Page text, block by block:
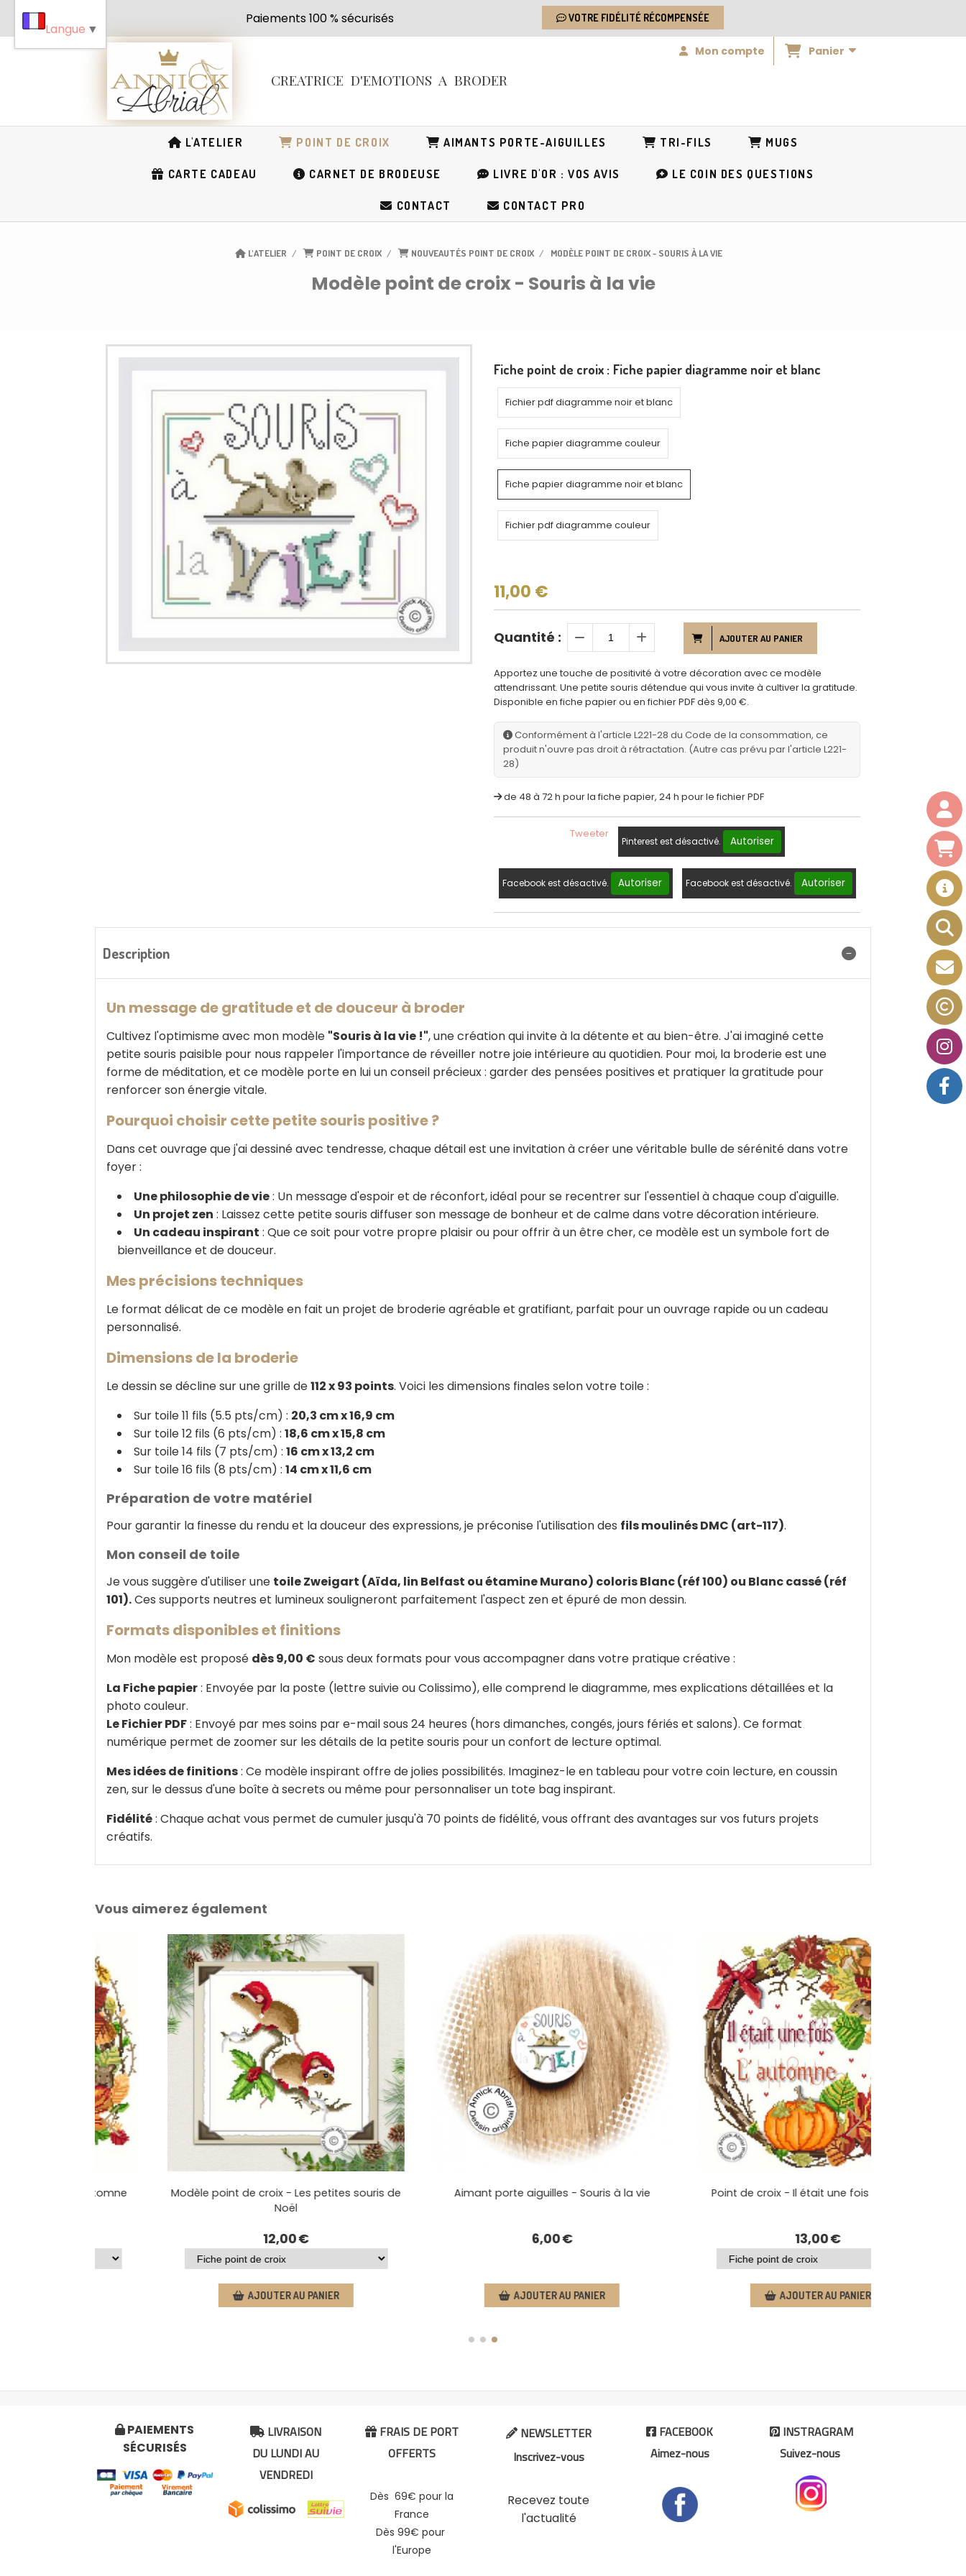
Paiements 100 % sécurisés VOTRE FIDÉLITÉ RÉCOMPENSÉE
CREATRICE D'EMOTIONS A BRODER
Mon compte Panier
L'ATELIER POINT DE CROIX AIMANTS PORTE-AIGUILLES TRI-FILS MUGS
CARTE CADEAU CARNET DE BRODEUSE LIVRE D'OR : VOS AVIS LE COIN DES QUESTIONS
CONTACT CONTACT PRO
L'ATELIER POINT DE CROIX NOUVEAUTÉS POINT DE CROIX MODÈLE POINT DE CROIX - SOURIS À LA VIE
Modèle point de croix - Souris à la vie
Fiche point de croix : Fiche papier diagramme noir et blanc
Fichier pdf diagramme noir et blanc
Fiche papier diagramme couleur
Fiche papier diagramme noir et blanc
Fichier pdf diagramme couleur
11,00 €
Quantité : AJOUTER AU PANIER
Apportez une touche de positivité à votre décoration avec ce modèle
attendrissant. Une petite souris détendue qui vous invite à cultiver la gratitude.
Disponible en fiche papier ou en fichier PDF dès 9,00 €.
Conformément à l'article L221-28 du Code de la consommation, ce
produit n'ouvre pas droit à rétractation. (Autre cas prévu par l'article L221-
28)
de 48 à 72 h pour la fiche papier, 24 h pour le fichier PDF
Tweeter
Pinterest est désactivé. Autoriser
Facebook est désactivé. Autoriser Facebook est désactivé. Autoriser
Description
Un message de gratitude et de douceur à broder
Cultivez l'optimisme avec mon modèle "Souris à la vie !", une création qui invite à la détente et au bien-être. J'ai imaginé cette
petite souris paisible pour nous rappeler l'importance de réveiller notre joie intérieure au quotidien. Pour moi, la broderie est une
forme de méditation, et ce modèle porte en lui un conseil précieux : garder des pensées positives et pratiquer la gratitude pour
renforcer son énergie vitale.
Pourquoi choisir cette petite souris positive ?
Dans cet ouvrage que j'ai dessiné avec tendresse, chaque détail est une invitation à créer une véritable bulle de sérénité dans votre
foyer :
Une philosophie de vie: Un message d'espoir et de réconfort, idéal pour se recentrer sur l'essentiel à chaque coup d'aiguille.
Un projet zen : Laissez cette petite souris diffuser son message de bonheur et de calme dans votre décoration intérieure.
Un cadeau inspirant : Que ce soit pour votre propre plaisir ou pour offrir à un être cher, ce modèle est un symbole fort de
bienveillance et de douceur.
Mes précisions techniques
Le format délicat de ce modèle en fait un projet de broderie agréable et gratifiant, parfait pour un ouvrage rapide ou un cadeau
personnalisé.
Dimensions de la broderie
Le dessin se décline sur une grille de112 x 93 points. Voici les dimensions finales selon votre toile :
Sur toile 11 fils (5.5 pts/cm) : 20,3 cm x 16,9 cm
Sur toile 12 fils (6 pts/cm) : 18,6 cm x 15,8 cm
Sur toile 14 fils (7 pts/cm) : 16 cm x 13,2 cm
Sur toile 16 fils (8 pts/cm) : 14 cm x 11,6 cm
Préparation de votre matériel
Pour garantir la finesse du rendu et la douceur des expressions, je préconise l'utilisation des fils moulinés DMC (art-117).
Mon conseil de toile
Je vous suggère d'utiliser une toile Zweigart (Aïda, lin Belfast ou étamine Murano) coloris Blanc (réf 100) ou Blanc cassé (réf
101).Ces supports neutres et lumineux souligneront parfaitement l'aspect zen et épuré de mon dessin.
Formats disponibles et finitions
Mon modèle est proposé dès 9,00 € sous deux formats pour vous accompagner dans votre pratique créative :
La Fiche papier: Envoyée par la poste (lettre suivie ou Colissimo), elle comprend le diagramme, mes explications détaillées et la
photo couleur.
Le Fichier PDF: Envoyé par mes soins par e-mail sous 24 heures (hors dimanches, congés, jours fériés et salons). Ce format
numérique permet de zoomer sur les détails de la petite souris pour un confort de lecture optimal.
Mes idées de finitions: Ce modèle inspirant offre de jolies possibilités. Imaginez-le en tableau pour votre coin lecture, en coussin
zen, sur le dessus d'une boîte à secrets ou même pour personnaliser un tote bag inspirant.
Fidélité: Chaque achat vous permet de cumuler jusqu'à 70 points de fidélité, vous offrant des avantages sur vos futurs projets
créatifs.
Vous aimerez également
était une fois l'automne
Modèle point de croix - Les petites souris de
Noël
12,00€
AJOUTER AU PANIER
Aimant porte aiguilles - Souris à la vie
6,00€
AJOUTER AU PANIER
Point de croix - Il était une fois l'automne
13,00€
AJOUTER AU PANIER
 PAIEMENTS
SÉCURISÉS
 LIVRAISON
DU LUNDI AU
VENDREDI
 FRAIS DE PORT
OFFERTS
Dès 69€ pour la
France
Dès 99€ pour
l'Europe
NEWSLETTER
Inscrivez-vous
Recevez toute
l'actualité
 FACEBOOK
Aimez-nous
INSTRAGRAM
Suivez-nous
Langue ▼